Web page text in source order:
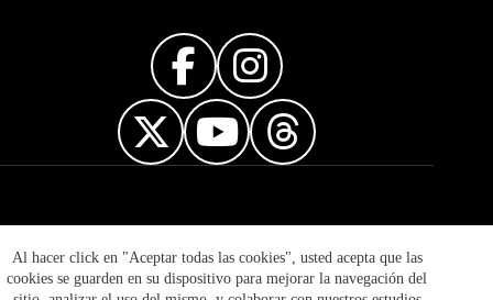
Al hacer click en "Aceptar todas las cookies", usted acepta que las
cookies se guarden en su dispositivo para mejorar la navegación del